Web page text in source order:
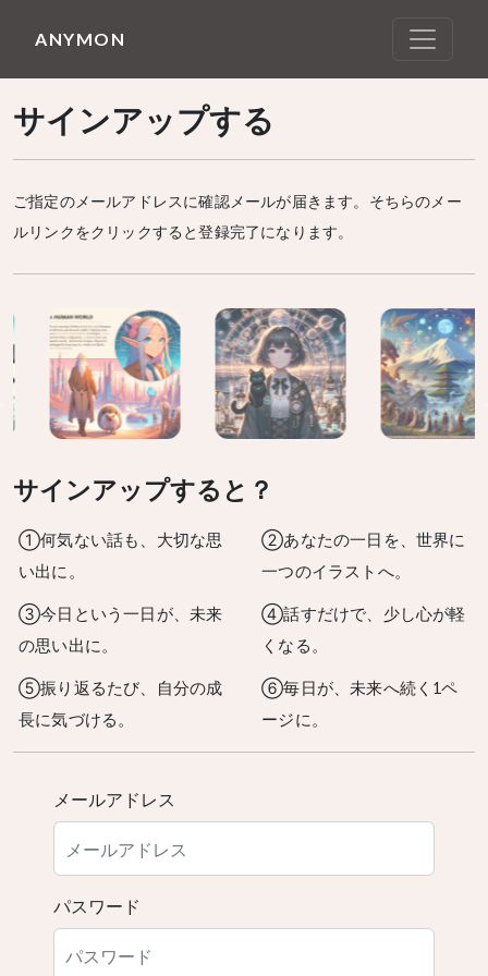
ANYMON
サインアップする
ご指定のメールアドレスに確認メールが届きます。そちらのメー
ルリンクをクリックすると登録完了になります。
メールアドレス
パスワード
サインアップすると？
①何気ない話も、大切な思
い出に。
②あなたの一日を、世界に
一つのイラストへ。
③今日という一日が、未来
の思い出に。
④話すだけで、少し心が軽
くなる。
⑤振り返るたび、自分の成
長に気づける。
⑥毎日が、未来へ続く1ペ
ージに。